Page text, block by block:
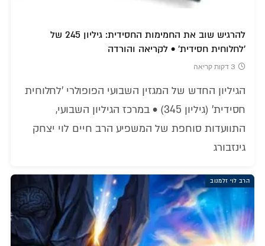
להרגיש שוב את החמימות החסידית: גיליון 245 של
'לחלוחית חסידית' • לקריאה והורדה
3 דקות קריאה
הגיליון החדש של המגזין השבועי הפופולרי 'לחלוחית
חסידית' (גיליון 345) • במרכז הגיליון השבועי,
התוועדות סוחפת של המשפיע הרב חיים לוי יצחק
גינזבורג
הרב לוי זלמנוב